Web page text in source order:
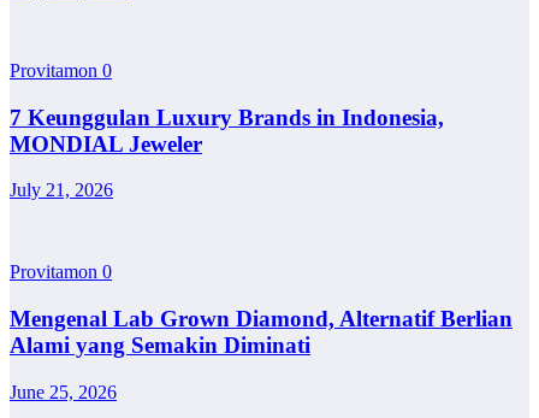
Provitamon 0
7 Keunggulan Luxury Brands in Indonesia,
MONDIAL Jeweler
July 21, 2026
Provitamon 0
Mengenal Lab Grown Diamond, Alternatif Berlian
Alami yang Semakin Diminati
June 25, 2026